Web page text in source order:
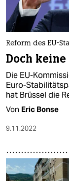
genossenschaft
epaper login
Reform des EU-
Doch keine
Die EU-
Euro-
hat Brüssel die
Von Eric Bonse
9.11.2022